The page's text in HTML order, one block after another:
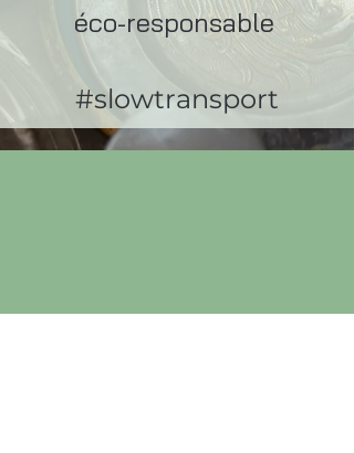
éco-responsable
#slowtransport